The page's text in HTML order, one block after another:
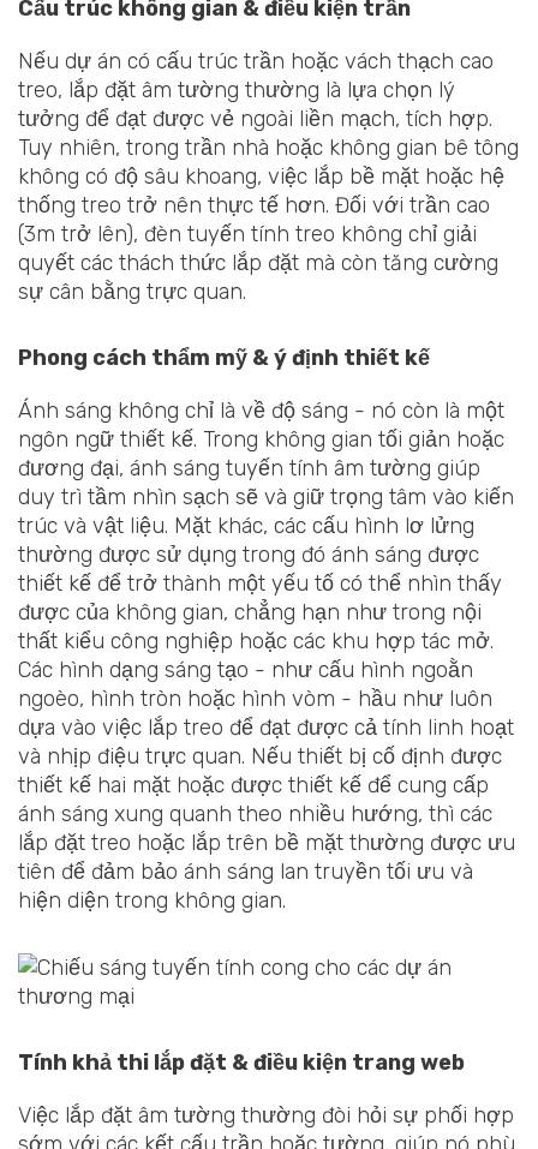
Cấu trúc không gian & điều kiện trần
Nếu dự án có cấu trúc trần hoặc vách thạch cao
treo, lắp đặt âm tường thường là lựa chọn lý
tưởng để đạt được vẻ ngoài liền mạch, tích hợp.
Tuy nhiên, trong trần nhà hoặc không gian bê tông
không có độ sâu khoang, việc lắp bề mặt hoặc hệ
thống treo trở nên thực tế hơn. Đối với trần cao
(3m trở lên), đèn tuyến tính treo không chỉ giải
quyết các thách thức lắp đặt mà còn tăng cường
sự cân bằng trực quan.
Phong cách thẩm mỹ & ý định thiết kế
Ánh sáng không chỉ là về độ sáng - nó còn là một
ngôn ngữ thiết kế. Trong không gian tối giản hoặc
đương đại, ánh sáng tuyến tính âm tường giúp
duy trì tầm nhìn sạch sẽ và giữ trọng tâm vào kiến
trúc và vật liệu. Mặt khác, các cấu hình lơ lửng
thường được sử dụng trong đó ánh sáng được
thiết kế để trở thành một yếu tố có thể nhìn thấy
được của không gian, chẳng hạn như trong nội
thất kiểu công nghiệp hoặc các khu hợp tác mở.
Các hình dạng sáng tạo - như cấu hình ngoằn
ngoèo, hình tròn hoặc hình vòm - hầu như luôn
dựa vào việc lắp treo để đạt được cả tính linh hoạt
và nhịp điệu trực quan. Nếu thiết bị cố định được
thiết kế hai mặt hoặc được thiết kế để cung cấp
ánh sáng xung quanh theo nhiều hướng, thì các
lắp đặt treo hoặc lắp trên bề mặt thường được ưu
tiên để đảm bảo ánh sáng lan truyền tối ưu và
hiện diện trong không gian.
Tính khả thi lắp đặt & điều kiện trang web
Việc lắp đặt âm tường thường đòi hỏi sự phối hợp